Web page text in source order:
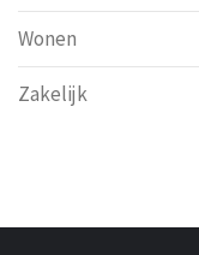
Wonen
Zakelijk